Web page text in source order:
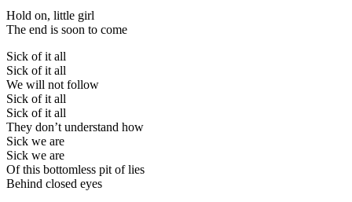
Hold on, little girl
The end is soon to come
Sick of it all
Sick of it all
We will not follow
Sick of it all
Sick of it all
They don’t understand how
Sick we are
Sick we are
Of this bottomless pit of lies
Behind closed eyes